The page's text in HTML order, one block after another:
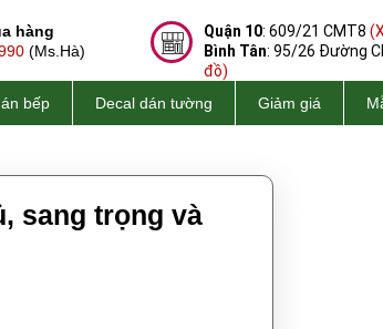
hàng
(Ms.Hà)
Quận 10: 609/21 CMT8
Bình Tân: 95/26 Đường
đồ)
bếp Decal dán tường Giảm giá
sang trọng và